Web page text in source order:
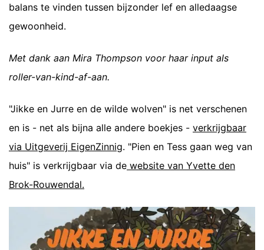
balans te vinden tussen bijzonder lef en alledaagse
gewoonheid.
Met dank aan Mira Thompson voor haar input als
roller-van-kind-af-aan.
"Jikke en Jurre en de wilde wolven" is net verschenen
en is - net als bijna alle andere boekjes - verkrijgbaar
via Uitgeverij EigenZinnig. "Pien en Tess gaan weg van
huis" is verkrijgbaar via de website van Yvette den
Brok-Rouwendal.